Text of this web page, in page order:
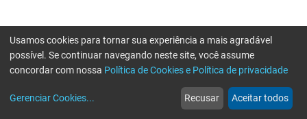
web
Notícias
more_horiz
Mais
Usamos cookies para tornar sua experiência a mais agradável
possível. Se continuar navegando neste site, você assume
concordar com nossa Política de Cookies e Política de privacidade
Gerenciar Cookies... Recusar Aceitar todos
Erro ao enviar informações, por favor tente novamente